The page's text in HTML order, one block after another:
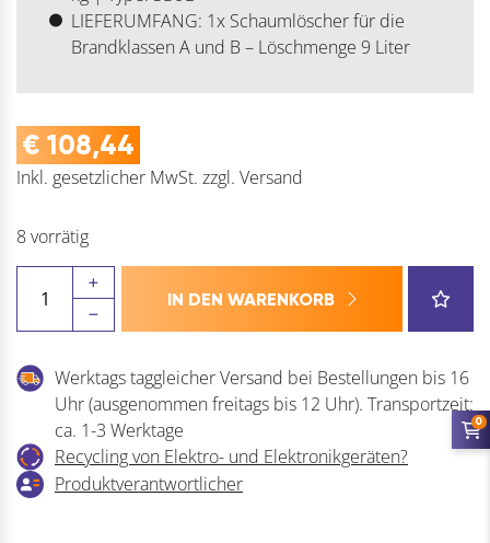
LIEFERUMFANG: 1x Schaumlöscher für die
Brandklassen A und B – Löschmenge 9 Liter
€ 108,44
Inkl. gesetzlicher MwSt. zzgl. Versand
8 vorrätig
Feuerlöscher
Schaum
-
fluorfreier
Schaumlöscher
-
Schaumfeuerlöscher
IN DEN WARENKORB
Werktags taggleicher Versand bei Bestellungen bis 16
Uhr (ausgenommen freitags bis 12 Uhr). Transportzeit:
ca. 1-3 Werktage
Recycling von Elektro- und Elektronikgeräten?
Produktverantwortlicher
0